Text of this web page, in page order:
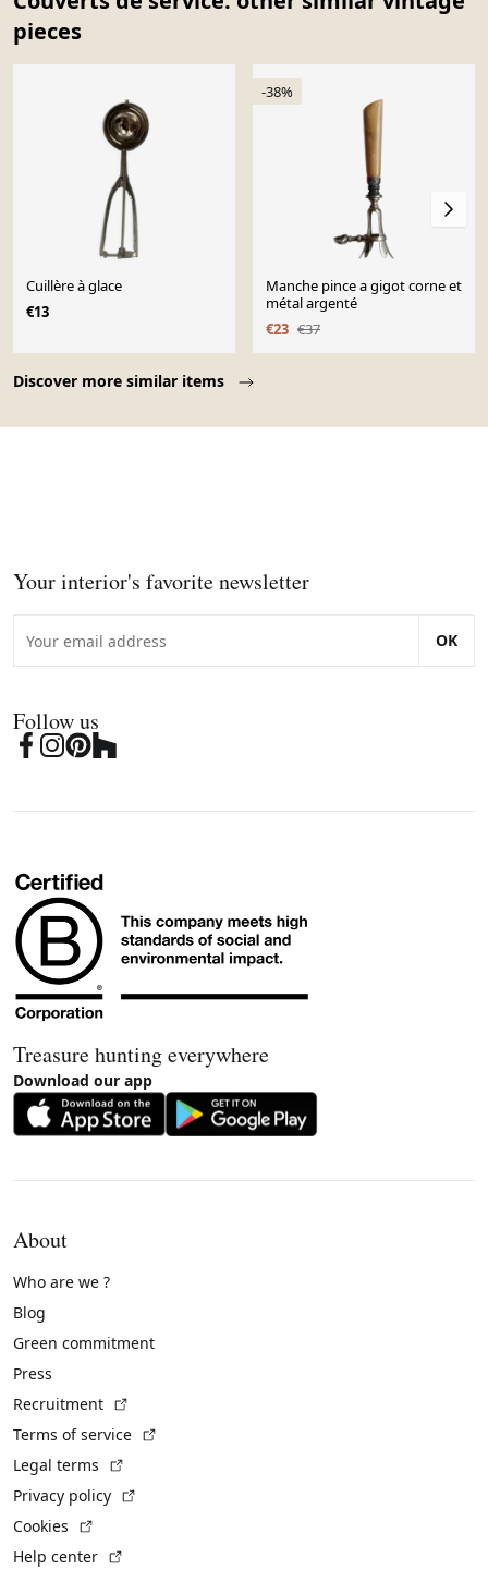
pieces
Discover more similar items
Cuillère à glace
€13
-38%
Manche pince a gigot corne et
métal argenté
€23 €37
Your interior's favorite newsletter
OK
Follow us
Treasure hunting everywhere
Download our app
About
Who are we ?
Blog
Green commitment
Press
Recruitment
Terms of service
Legal terms
Privacy policy
Cookies
Help center